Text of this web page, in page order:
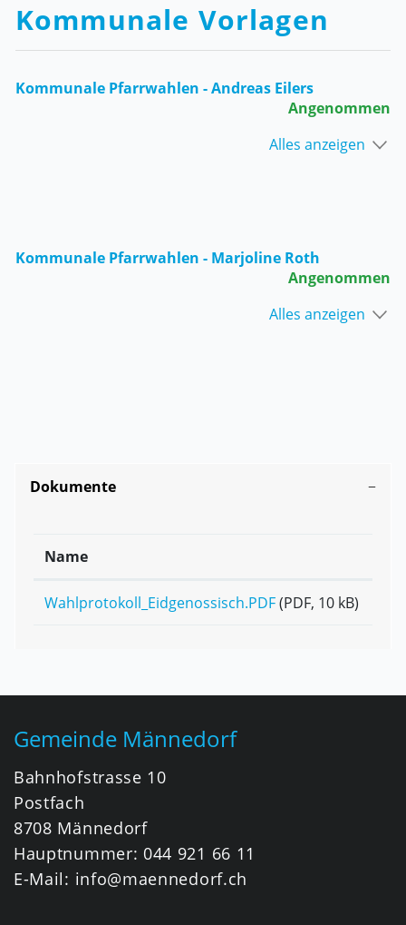
Kommunale Vorlagen
Kommunale Pfarrwahlen - Andreas Eilers
Angenommen
Alles anzeigen
Kommunale Pfarrwahlen - Marjoline Roth
Angenommen
Alles anzeigen
Dokumente
Name
Wahlprotokoll_Eidgenossisch.PDF(PDF, 10 kB)
Gemeinde Männedorf
Bahnhofstrasse 10
Postfach
8708 Männedorf
Hauptnummer: 044 921 66 11
E-Mail: info@maennedorf.ch